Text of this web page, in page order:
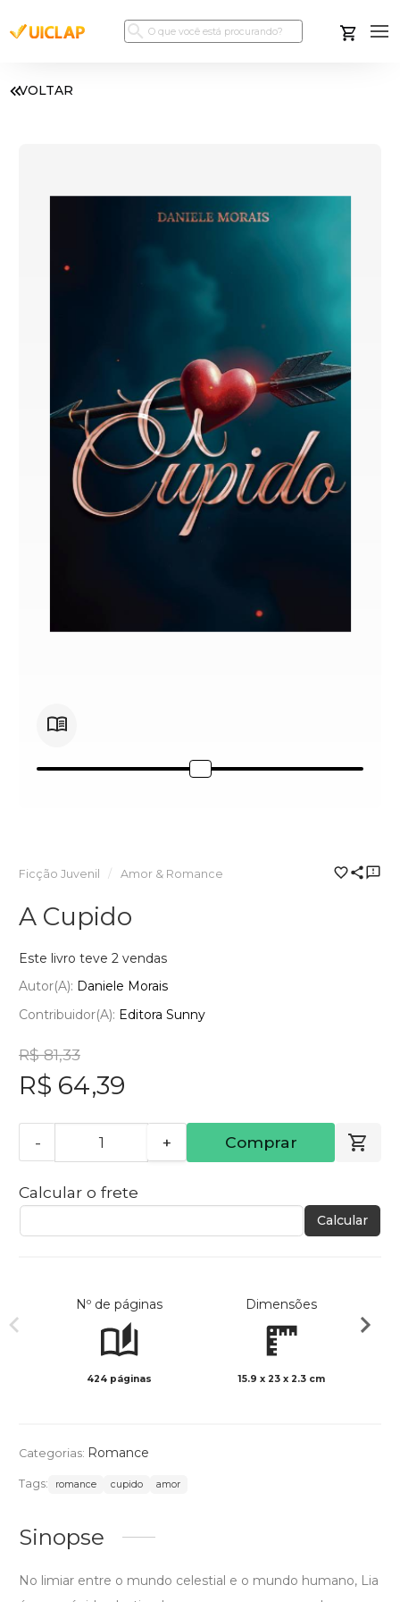
VOLTAR
Ficção Juvenil Amor & Romance
A Cupido
Este livro teve 2 vendas
Autor(a): Daniele Morais
Contribuidor(a): Editora Sunny
R$ 81,33
R$ 64,39
- + Comprar
Calcular o frete
Calcular
Nº de páginas
424 páginas
Dimensões
15.9 x 23 x 2.3 cm
Categorias: Romance
Tags: romance cupido amor
Sinopse
No limiar entre o mundo celestial e o mundo humano, Lia